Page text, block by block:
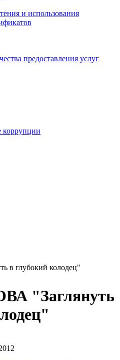
и использования
предоставления услуг
коррупции
в глубокий колодец"
"Заглянуть